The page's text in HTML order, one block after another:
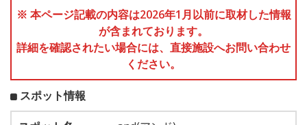
※ 本ページ記載の内容は2026年1月以前に取材した情報
が含まれております。
詳細を確認されたい場合には、直接施設へお問い合わせ
ください。
スポット情報